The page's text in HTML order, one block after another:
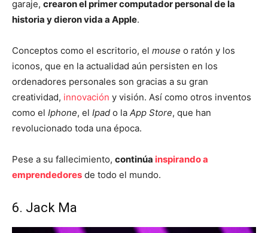
garaje, crearon el primer computador personal de la
historia y dieron vida a Apple.
Conceptos como el escritorio, el mouse o ratón y los
iconos, que en la actualidad aún persisten en los
ordenadores personales son gracias a su gran
creatividad, innovación y visión. Así como otros inventos
como el Iphone, el Ipad o la App Store, que han
revolucionado toda una época.
Pese a su fallecimiento, continúa inspirando a
emprendedores de todo el mundo.
6. Jack Ma